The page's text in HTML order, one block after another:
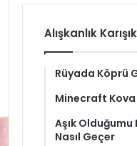
Alışkanlık
Rüyada Köprü
Minecraft Kova
Aşık Olduğumu
Nasıl Geçer